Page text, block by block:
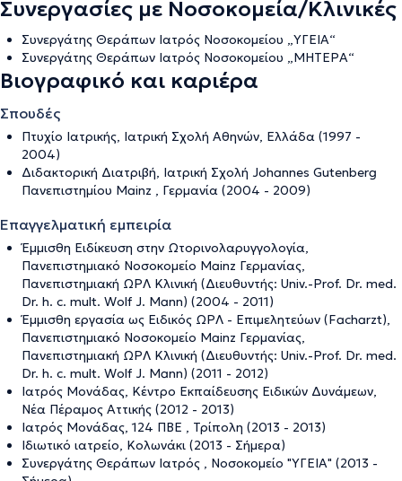
Συνεργασίες με Νοσοκομεία/Κλινικές
Συνεργάτης Θεράπων Ιατρός Νοσοκομείου „ΥΓΕΙΑ“
Συνεργάτης Θεράπων Ιατρός Νοσοκομείου „ΜΗΤΕΡΑ“
Βιογραφικό και καριέρα
Σπουδές
Πτυχίο Ιατρικής, Ιατρική Σχολή Αθηνών, Ελλάδα (1997 -
2004)
Διδακτορική Διατριβή, Ιατρική Σχολή Johannes Gutenberg
Πανεπιστημίου Mainz , Γερμανία (2004 - 2009)
Επαγγελματική εμπειρία
Έμμισθη Ειδίκευση στην Ωτορινολαρυγγολογία,
Πανεπιστημιακό Νοσοκομείο Mainz Γερμανίας,
Πανεπιστημιακή ΩΡΛ Κλινική (Διευθυντής: Univ.-Prof. Dr. med.
Dr. h. c. mult. Wolf J. Mann) (2004 - 2011)
Έμμισθη εργασία ως Ειδικός ΩΡΛ - Επιμελητεύων (Facharzt),
Πανεπιστημιακό Νοσοκομείο Mainz Γερμανίας,
Πανεπιστημιακή ΩΡΛ Κλινική (Διευθυντής: Univ.-Prof. Dr. med.
Dr. h. c. mult. Wolf J. Mann) (2011 - 2012)
Ιατρός Μονάδας, Κέντρο Εκπαίδευσης Ειδικών Δυνάμεων,
Νέα Πέραμος Αττικής (2012 - 2013)
Ιατρός Μονάδας, 124 ΠΒΕ , Τρίπολη (2013 - 2013)
Ιδιωτικό ιατρείο, Κολωνάκι (2013 - Σήμερα)
Συνεργάτης Θεράπων Ιατρός , Νοσοκομείο "ΥΓΕΙΑ" (2013 -